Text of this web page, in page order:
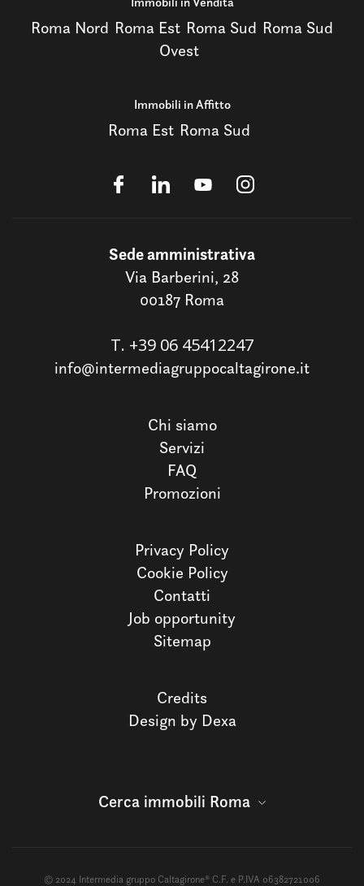
Roma Nord Roma Est Roma Sud Roma Sud
Ovest
Immobili in Affitto
Roma Est Roma Sud
Sede amministrativa
Via Barberini, 28
00187 Roma
T. +39 06 45412247
info@intermediagruppocaltagirone.it
Chi siamo
Servizi
FAQ
Promozioni
Privacy Policy
Cookie Policy
Contatti
Job opportunity
Sitemap
Credits
Design by Dexa
Cerca immobili Roma
© 2024 Intermedia gruppo Caltagirone® C.F. e P.IVA 06382721006